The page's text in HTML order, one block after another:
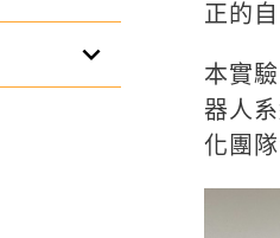
keyboard_arrow_down
正的
本實
器人
化團